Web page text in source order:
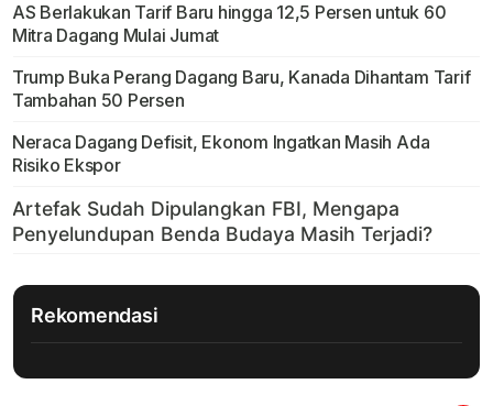
AS Berlakukan Tarif Baru hingga 12,5 Persen untuk 60
Mitra Dagang Mulai Jumat
Trump Buka Perang Dagang Baru, Kanada Dihantam Tarif
Tambahan 50 Persen
Neraca Dagang Defisit, Ekonom Ingatkan Masih Ada
Risiko Ekspor
Rekomendasi